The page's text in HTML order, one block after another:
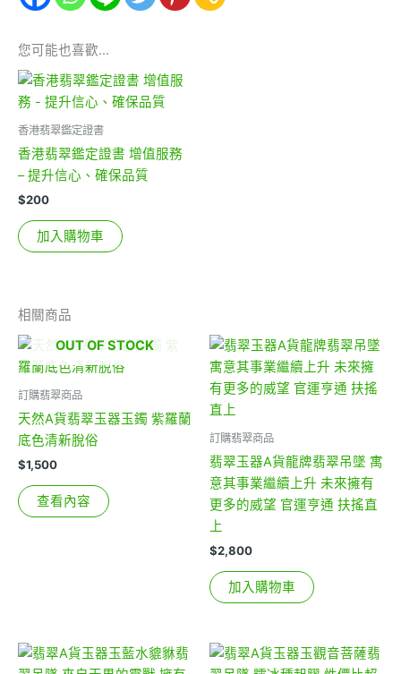
您可能也喜歡…
香港翡翠鑑定證書
香港翡翠鑑定證書 增值服務
– 提升信心、確保品質
$200
加入購物車
相關商品
OUT OF STOCK
訂購翡翠商品
天然A貨翡翠玉器玉鐲 紫羅蘭
底色清新脫俗
$1,500
查看內容
訂購翡翠商品
翡翠玉器A貨龍牌翡翠吊墜 寓
意其事業繼續上升 未來擁有
更多的威望 官運亨通 扶搖直
上
$2,800
加入購物車